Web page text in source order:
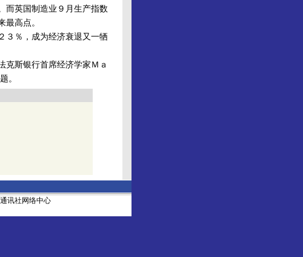
而英国制造业９月生产指数
高点。
％，成为经济衰退又一牺
斯银行首席经济学家Ｍａ
。
讯社网络中心